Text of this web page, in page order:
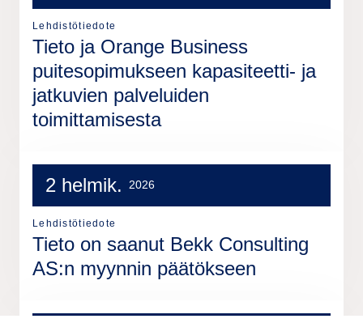
Lehdistötiedote
Tieto ja Orange Business
puitesopimukseen kapasiteetti- ja
jatkuvien palveluiden
toimittamisesta
2 helmik. 2026
Lehdistötiedote
Tieto on saanut Bekk Consulting
AS:n myynnin päätökseen